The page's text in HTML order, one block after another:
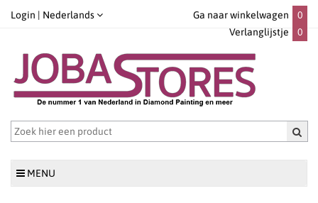
Login | Nederlands Ga naar winkelwagen
0
Verlanglijstje
0
MENU